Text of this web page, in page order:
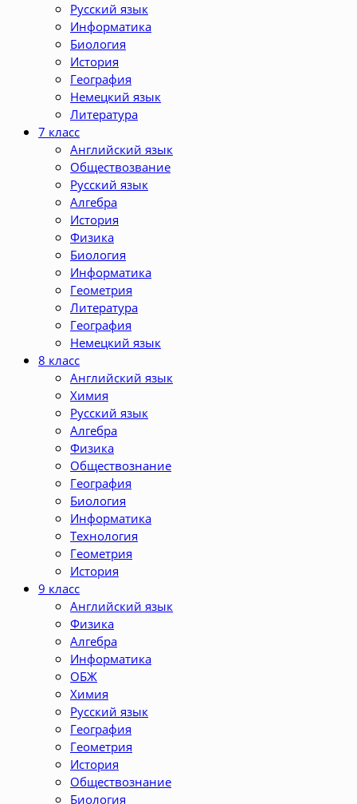
Русский язык
Информатика
Биология
История
География
Немецкий язык
Литература
7 класс
Английский язык
Обществозвание
Русский язык
Алгебра
История
Физика
Биология
Информатика
Геометрия
Литература
География
Немецкий язык
8 класс
Английский язык
Химия
Русский язык
Алгебра
Физика
Обществознание
География
Биология
Информатика
Технология
Геометрия
История
9 класс
Английский язык
Физика
Алгебра
Информатика
ОБЖ
Химия
Русский язык
География
Геометрия
История
Обществознание
Биология